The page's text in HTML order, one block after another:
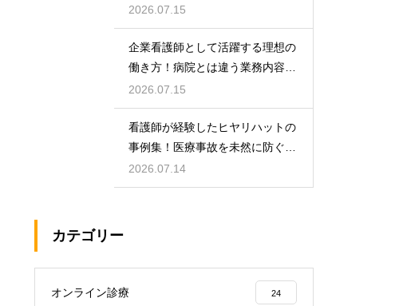
リーに
2026.07.15
企業看護師として活躍する理想の
働き方！病院とは違う業務内容と
やりがい
2026.07.15
看護師が経験したヒヤリハットの
事例集！医療事故を未然に防ぐた
めの対策
2026.07.14
カテゴリー
オンライン診療 24